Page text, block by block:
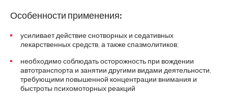
Особенности применения:
усиливает действие снотворных и седативных
лекарственных средств, а также спазмолитиков;
необходимо соблюдать осторожность при вождении
автотранспорта и занятии другими видами деятельности,
требующими повышенной концентрации внимания и
быстроты психомоторных реакций